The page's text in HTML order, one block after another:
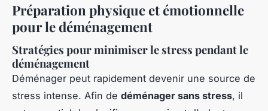
Préparation physique et émotionnelle
pour le déménagement
Stratégies pour minimiser le stress pendant le
déménagement
Déménager peut rapidement devenir une source de
stress intense. Afin de déménager sans stress, il